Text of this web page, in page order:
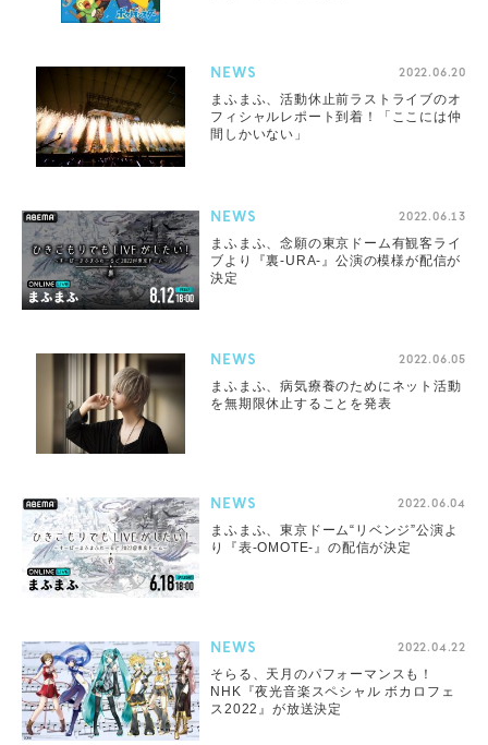
NEWS 2022.06.20
まふまふ、活動休止前ラストライブのオ
フィシャルレポート到着！「ここには仲
間しかいない」
NEWS 2022.06.13
まふまふ、念願の東京ドーム有観客ライ
ブより『裏-URA-』公演の模様が配信が
決定
NEWS 2022.06.05
まふまふ、病気療養のためにネット活動
を無期限休止することを発表
NEWS 2022.06.04
まふまふ、東京ドーム“リベンジ”公演よ
り『表-OMOTE-』の配信が決定
NEWS 2022.04.22
そらる、天月のパフォーマンスも！
NHK『夜光音楽スペシャル ボカロフェ
ス2022』が放送決定